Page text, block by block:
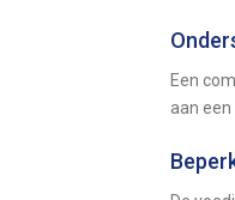
Een
aan